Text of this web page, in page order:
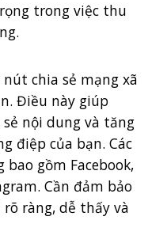
trong việc thu
chia sẻ mạng xã
Điều này giúp
nội dung và tăng
điệp của bạn. Các
gồm Facebook,
Cần đảm bảo
ràng, dễ thấy và